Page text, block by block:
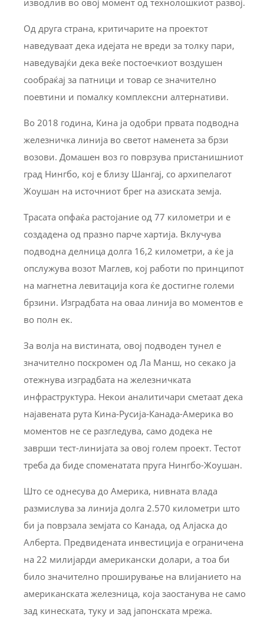
Од друга страна, критичарите на проектот
наведуваат дека идејата не вреди за толку пари,
наведувајќи дека веќе постоечкиот воздушен
сообраќај за патници и товар се значително
поевтини и помалку комплексни алтернативи.
Во 2018 година, Кина ја одобри првата подводна
железничка линија во светот наменета за брзи
возови. Домашен воз го поврзува пристанишниот
град Нингбо, кој е близу Шангај, со архипелагот
Жоушан на источниот брег на азиската земја.
Трасата опфаќа растојание од 77 километри и е
создадена од празно парче хартија. Вклучува
подводна делница долга 16,2 километри, а ќе ја
опслужува возот Маглев, кој работи по принципот
на магнетна левитација кога ќе достигне големи
брзини. Изградбата на оваа линија во моментов е
во полн ек.
За волја на вистината, овој подводен тунел е
значително поскромен од Ла Манш, но секако ја
отежнува изградбата на железничката
инфраструктура. Некои аналитичари сметаат дека
најавената рута Кина-Русија-Канада-Америка во
моментов не се разгледува, само додека не
заврши тест-линијата за овој голем проект. Тестот
треба да биде споменатата пруга Нингбо-Жoушан.
Што се однесува до Америка, нивната влада
размислува за линија долга 2.570 километри што
би ја поврзала земјата со Канада, од Алјаска до
Алберта. Предвидената инвестиција е ограничена
на 22 милијарди американски долари, а тоа би
било значително проширување на влијанието на
американската железница, која заостанува не само
зад кинеската, туку и зад јапонската мрежа.